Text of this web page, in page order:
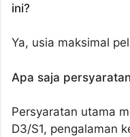
ini?
Ya, usia maksimal
Apa saja
Persyaratan utama
D3/S1, pengalaman